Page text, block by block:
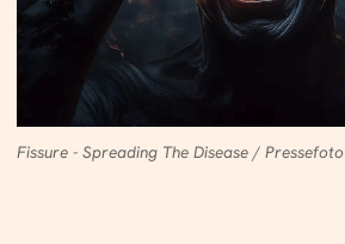
Fissure - Spreading The Disease / Pressefoto